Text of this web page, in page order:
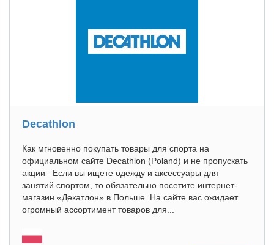
Decathlon
Как мгновенно покупать товары для спорта на
официальном сайте Decathlon (Poland) и не пропускать
акции Если вы ищете одежду и аксессуары для
занятий спортом, то обязательно посетите интернет-
магазин «Декатлон» в Польше. На сайте вас ожидает
огромный ассортимент товаров для...